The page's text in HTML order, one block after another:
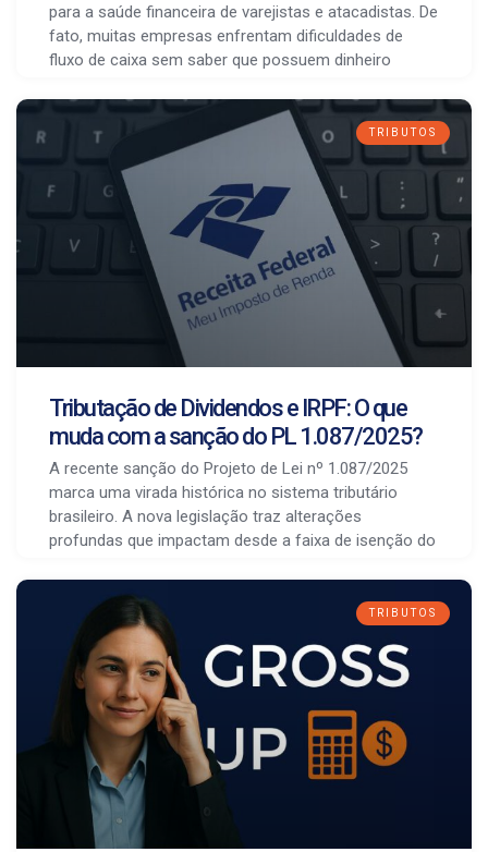
para a saúde financeira de varejistas e atacadistas. De
fato, muitas empresas enfrentam dificuldades de
fluxo de caixa sem saber que possuem dinheiro
TRIBUTOS
Tributação de Dividendos e IRPF: O que
muda com a sanção do PL 1.087/2025?
A recente sanção do Projeto de Lei nº 1.087/2025
marca uma virada histórica no sistema tributário
brasileiro. A nova legislação traz alterações
profundas que impactam desde a faixa de isenção do
TRIBUTOS